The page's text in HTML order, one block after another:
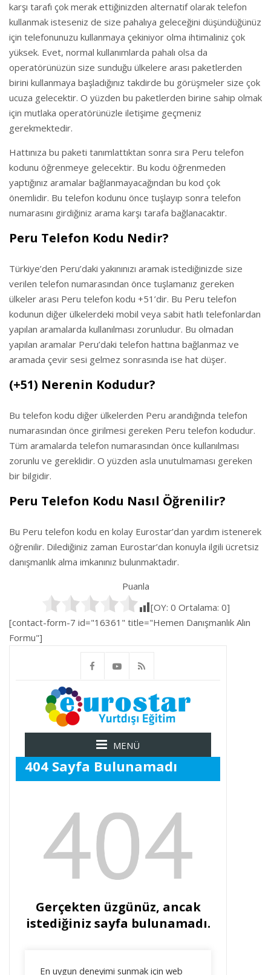
karşı tarafı çok merak ettiğinizden alternatif olarak telefon
kullanmak isteseniz de size pahalıya geleceğini düşündüğünüz
için telefonunuzu kullanmaya çekiniyor olma ihtimaliniz çok
yüksek. Evet, normal kullanımlarda pahalı olsa da
operatörünüzün size sunduğu ülkelere arası paketlerden
birini kullanmaya başladığınız takdirde bu görüşmeler size çok
ucuza gelecektir. O yüzden bu paketlerden birine sahip olmak
için mutlaka operatörünüzle iletişime geçmeniz
gerekmektedir.
Hattınıza bu paketi tanımlattıktan sonra sıra Peru telefon
kodunu öğrenmeye gelecektir. Bu kodu öğrenmeden
yaptığınız aramalar bağlanmayacağından bu kod çok
önemlidir. Bu telefon kodunu önce tuşlayıp sonra telefon
numarasını girdiğiniz arama karşı tarafa bağlanacaktır.
Peru Telefon Kodu Nedir?
Türkiye’den Peru’daki yakınınızı aramak istediğinizde size
verilen telefon numarasından önce tuşlamanız gereken
ülkeler arası Peru telefon kodu +51’dir. Bu Peru telefon
kodunun diğer ülkelerdeki mobil veya sabit hatlı telefonlardan
yapılan aramalarda kullanılması zorunludur. Bu olmadan
yapılan aramalar Peru’daki telefon hattına bağlanmaz ve
aramada çevir sesi gelmez sonrasında ise hat düşer.
(+51) Nerenin Kodudur?
Bu telefon kodu diğer ülkelerden Peru arandığında telefon
numarasından önce girilmesi gereken Peru telefon kodudur.
Tüm aramalarda telefon numarasından önce kullanılması
zorunlu ve gereklidir. O yüzden asla unutulmaması gereken
bir bilgidir.
Peru Telefon Kodu Nasıl Öğrenilir?
Bu Peru telefon kodu en kolay Eurostar’dan yardım istenerek
öğrenilir. Dilediğiniz zaman Eurostar’dan konuyla ilgili ücretsiz
danışmanlık alma imkanınız bulunmaktadır.
Puanla
[OY: 0 Ortalama: 0]
[contact-form-7 id="16361" title="Hemen Danışmanlık Alın
Formu"]